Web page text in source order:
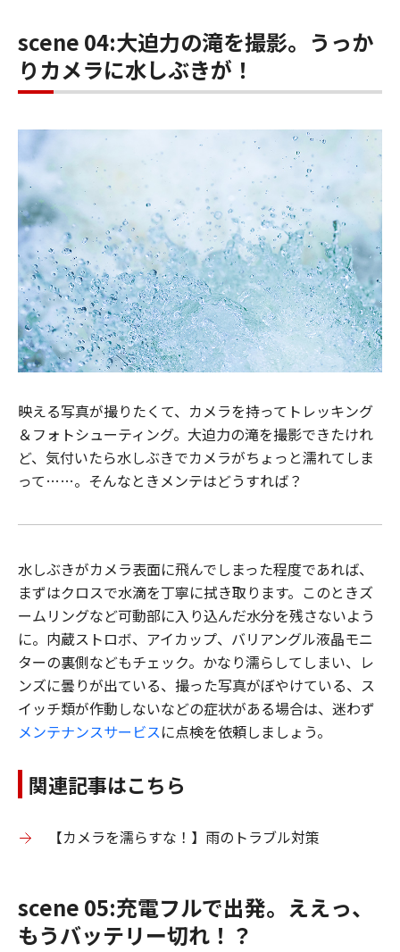
scene 04:大迫力の滝を撮影。うっか
りカメラに水しぶきが！
映える写真が撮りたくて、カメラを持ってトレッキング
＆フォトシューティング。大迫力の滝を撮影できたけれ
ど、気付いたら水しぶきでカメラがちょっと濡れてしま
って……。そんなときメンテはどうすれば？
水しぶきがカメラ表面に飛んでしまった程度であれば、
まずはクロスで水滴を丁寧に拭き取ります。このときズ
ームリングなど可動部に入り込んだ水分を残さないよう
に。内蔵ストロボ、アイカップ、バリアングル液晶モニ
ターの裏側などもチェック。かなり濡らしてしまい、レ
ンズに曇りが出ている、撮った写真がぼやけている、ス
イッチ類が作動しないなどの症状がある場合は、迷わず
メンテナンスサービスに点検を依頼しましょう。
関連記事はこちら
【カメラを濡らすな！】雨のトラブル対策
scene 05:充電フルで出発。ええっ、
もうバッテリー切れ！？